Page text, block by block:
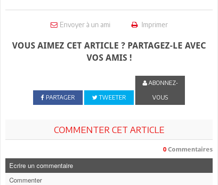
Envoyer à un ami Imprimer
VOUS AIMEZ CET ARTICLE ? PARTAGEZ-LE AVEC
VOS AMIS !
PARTAGER TWEETER
ABONNEZ-
VOUS
COMMENTER CET ARTICLE
0 Commentaires
Ecrire un commentaire
Commenter